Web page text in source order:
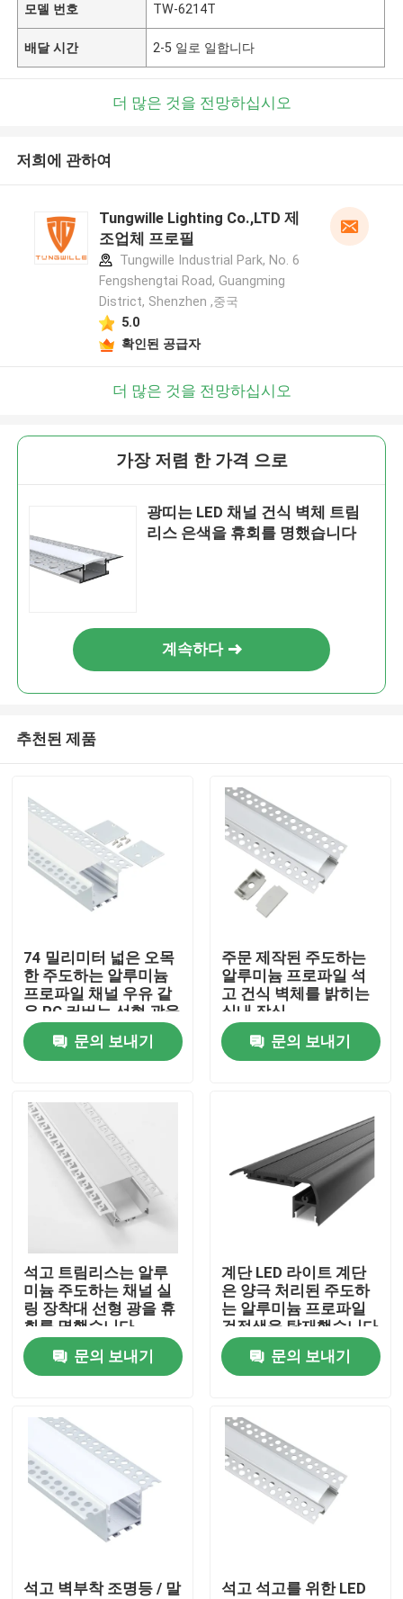
제품
우리에 대하여
품질 관리
연락주세요
뉴스
서피스는 주도하는 프로필을 탑재했습니다
오목한 주도하는 프로필
플라스터 보드는 프로필을 이끌었습니다
모델 번호 TW-6214T
배달 시간 2-5 일로 일합니다
더 많은 것을 전망하십시오
저희에 관하여
Tungwille Lighting Co.,LTD 제
조업체 프로필
Tungwille Industrial Park, No. 6
Fengshengtai Road, Guangming
District, Shenzhen ,중국
5.0
확인된 공급자
더 많은 것을 전망하십시오
가장 저렴 한 가격 으로
광띠는 LED 채널 건식 벽체 트림
리스 은색을 휴회를 명했습니다
계속하다
추천된 제품
74 밀리미터 넓은 오목
한 주도하는 알루미늄
프로파일 채널 우유 같
은 PC 커버는 선형 광을
이끌었습니다
문의 보내기
주문 제작된 주도하는
알루미늄 프로파일 석
고 건식 벽체를 밝히는
실내 장식
문의 보내기
석고 트림리스는 알루
미늄 주도하는 채널 실
링 장착대 선형 광을 휴
회를 명했습니다
문의 보내기
계단 LED 라이트 계단
은 양극 처리된 주도하
는 알루미늄 프로파일
검정색을 탑재했습니다
문의 보내기
석고 벽부착 조명등 / 말
석고 석고를 위한 LED